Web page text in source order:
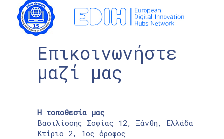
Επικοινωνήστε
μαζί μας
Η τοποθεσία μας
Βασιλίσσης Σοφίας 12, Ξάνθη, Ελλάδα
Κτίριο 2, 1ος όροφος